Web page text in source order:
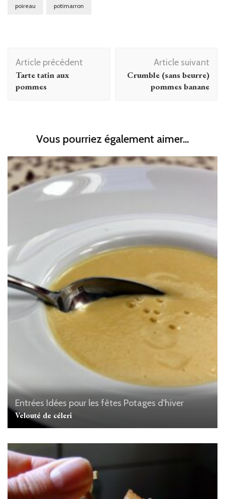
poireau potimarron
Navigation
d'article
Article précédent
Tarte tatin aux
pommes
Article suivant
Crumble (sans beurre)
pommes banane
Vous pourriez également aimer...
Entrées Idées pour les fêtes Potages d'hiver
Velouté de céleri